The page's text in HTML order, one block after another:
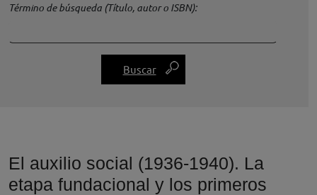
Término de búsqueda (Título, autor o ISBN)
El auxilio social (1936-1940). La
etapa fundacional y los primeros